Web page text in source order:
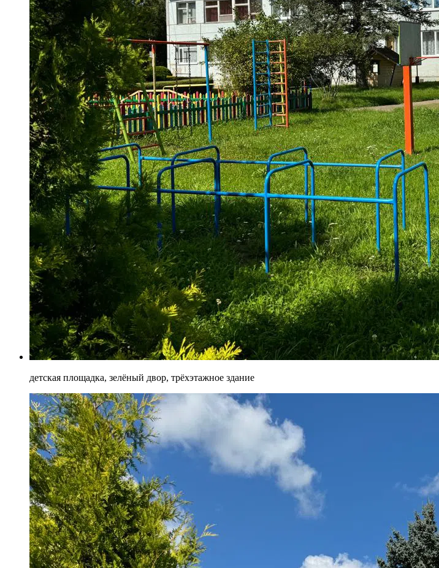
детская площадка, зелёный двор, трёхэтажное здание